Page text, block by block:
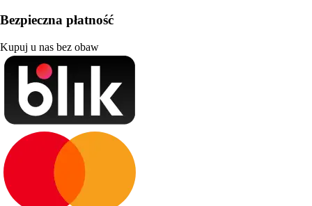
Bezpieczna płatność
Kupuj u nas bez obaw